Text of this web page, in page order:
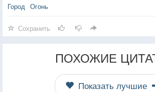
Город Огонь
Сохранить
ПОХОЖИЕ
Показать лучшие